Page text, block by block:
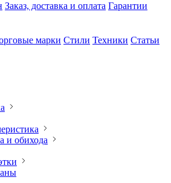
Заказ, доставка и оплата Гарантии
марки Стили Техники Статьи
и обихода